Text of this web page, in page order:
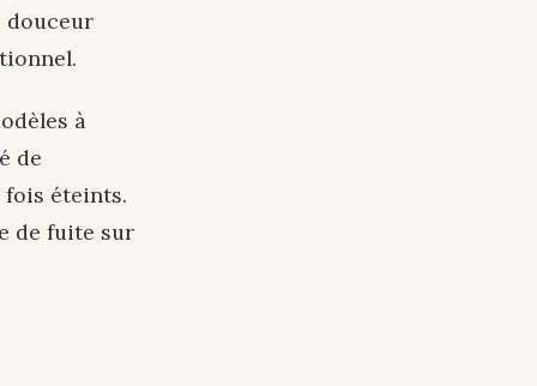
douceur
à
de
éteints.
de fuite sur